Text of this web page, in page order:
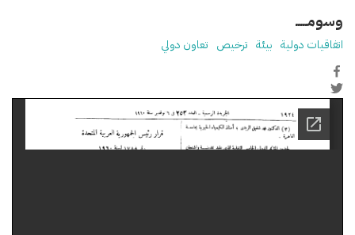
وسومـــــ
اتفاقيات دولية بيئة ترخيص تعاون دولي